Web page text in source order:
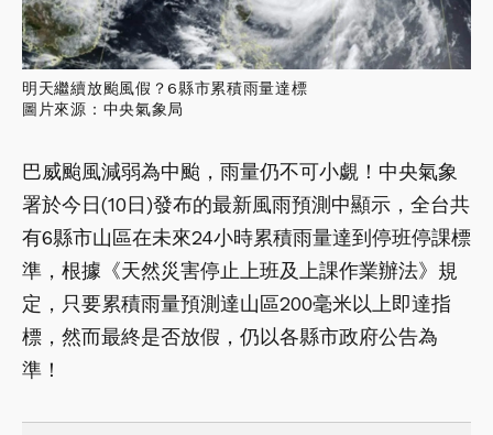
明天繼續放颱風假？6縣市累積雨量達標
圖片來源：中央氣象局
巴威颱風減弱為中颱，雨量仍不可小覷！中央氣象
署於今日(10日)發布的最新風雨預測中顯示，全台共
有6縣市山區在未來24小時累積雨量達到停班停課標
準，根據《天然災害停止上班及上課作業辦法》規
定，只要累積雨量預測達山區200毫米以上即達指
標，然而最終是否放假，仍以各縣市政府公告為
準！